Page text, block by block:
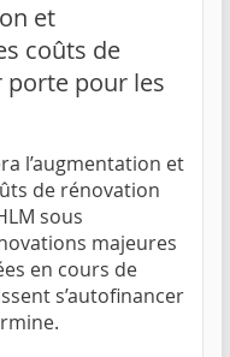
et
coûts de
pour les
l’augmentation et
de rénovation
sous
majeures
en cours de
s’autofinancer